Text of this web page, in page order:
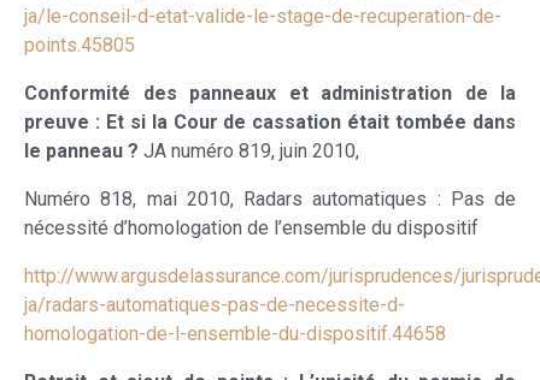
ja/le-conseil-d-etat-valide-le-stage-de-recuperation-de-
points.45805
Conformité des panneaux et administration de la
preuve : Et si la Cour de cassation était tombée dans
le panneau ? JA numéro 819, juin 2010,
Numéro 818, mai 2010, Radars automatiques : Pas de
nécessité d’homologation de l’ensemble du dispositif
http://www.argusdelassurance.com/jurisprudences/
ja/radars-automatiques-pas-de-necessite-d-
homologation-de-l-ensemble-du-dispositif.44658